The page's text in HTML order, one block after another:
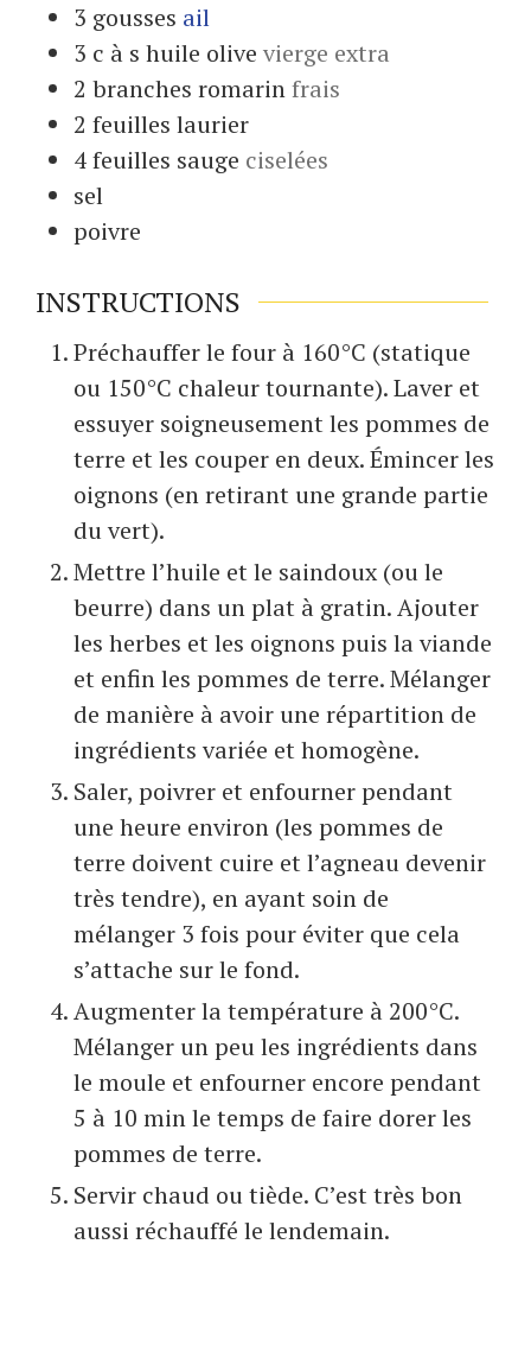
3 gousses ail
3 c à s huile olive vierge extra
2 branches romarinfrais
2 feuilles laurier
4feuilles sauge ciselées
sel
poivre
INSTRUCTIONS
Préchauffer le four à 160°C (statique
ou 150°C chaleur tournante). Laver et
essuyer soigneusement les pommes de
terre et les couper en deux. Émincer les
oignons (en retirant une grande partie
du vert).
Mettre l’huile et le saindoux (ou le
beurre) dans un plat à gratin. Ajouter
les herbes et les oignons puis la viande
et enfin les pommes de terre. Mélanger
de manière à avoir une répartition de
ingrédients variée et homogène.
Saler, poivrer et enfourner pendant
une heure environ (les pommes de
terre doivent cuire et l’agneau devenir
très tendre), en ayant soin de
mélanger 3 fois pour éviter que cela
s’attache sur le fond.
Augmenter la température à 200°C.
Mélanger un peu les ingrédients dans
le moule et enfourner encore pendant
5 à 10 min le temps de faire dorer les
pommes de terre.
Servir chaud ou tiède. C’est très bon
aussi réchauffé le lendemain.